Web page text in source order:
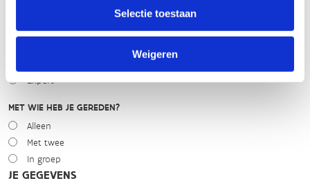
Selectie toestaan
Weigeren
NIVEAU
Expert
MET WIE HEB JE GEREDEN?
Alleen
Met twee
In groep
JE GEGEVENS